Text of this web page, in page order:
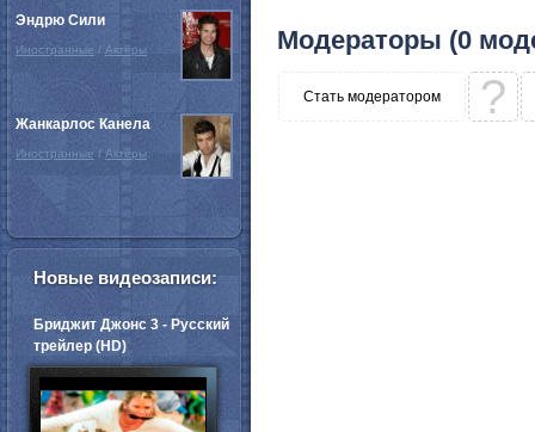
Модераторы (0
Стать модератором ?
Эндрю Сили
Иностранные / Актёры
Жанкарлос Канела
Иностранные / Актёры
Новые видеозаписи:
Бриджит Джонс 3 - Русский
трейлер (HD)